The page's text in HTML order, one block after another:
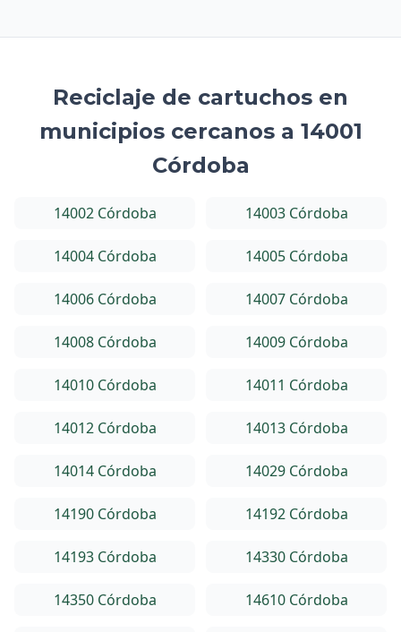
Reciclaje de cartuchos en
municipios cercanos a 14001
Córdoba
14002 Córdoba 14003 Córdoba
14004 Córdoba 14005 Córdoba
14006 Córdoba 14007 Córdoba
14008 Córdoba 14009 Córdoba
14010 Córdoba 14011 Córdoba
14012 Córdoba 14013 Córdoba
14014 Córdoba 14029 Córdoba
14190 Córdoba 14192 Córdoba
14193 Córdoba 14330 Córdoba
14350 Córdoba 14610 Córdoba